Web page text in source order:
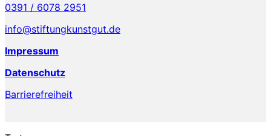
0391 / 6078 2951
info@stiftungkunstgut.de
Impressum
Datenschutz
Barrierefreiheit